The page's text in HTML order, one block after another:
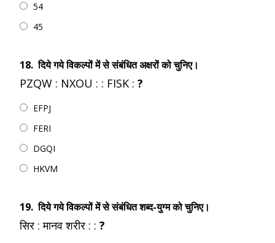
54
45
18. दिये गये विकल्पों में से संबंधित अक्षरों को चुनिए।
PZQW : NXOU : : FISK : ?
EFPJ
FERI
DGQI
HKVM
19. दिये गये विकल्पों में से संबंधित शब्द-युग्म को चुनिए।
सिर : मानव शरीर : : ?